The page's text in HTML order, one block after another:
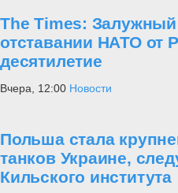
The Times: Залужный
отставании НАТО от
десятилетие
Вчера, 12:00 Новости
Польша стала
танков Украине,
Кильского института